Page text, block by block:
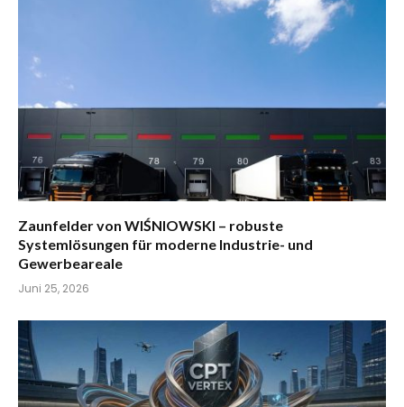
Zaunfelder von WIŚNIOWSKI – robuste
Systemlösungen für moderne Industrie- und
Gewerbeareale
Juni 25, 2026